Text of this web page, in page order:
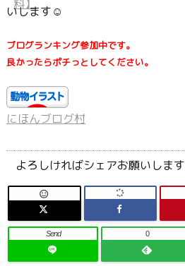
いします☺
ブログランキング参加中です。
良かったらポチっとしてください。
にほんブログ村
よろしければシェアお願いします

Send 0